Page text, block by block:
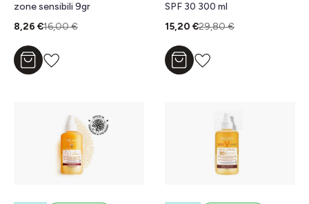
zone sensibili 9gr
8,26 €16,00 €
Aggiungi al carrello
SPF 30 300 ml
15,20 €29,80 €
Aggiungi al carrello